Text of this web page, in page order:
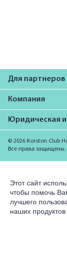
Для партнеров
Компания
Юридическая
© 2026 Korston Club
Все права защищены.
Этот сайт
чтобы помочь
лучшего
наших продуктов